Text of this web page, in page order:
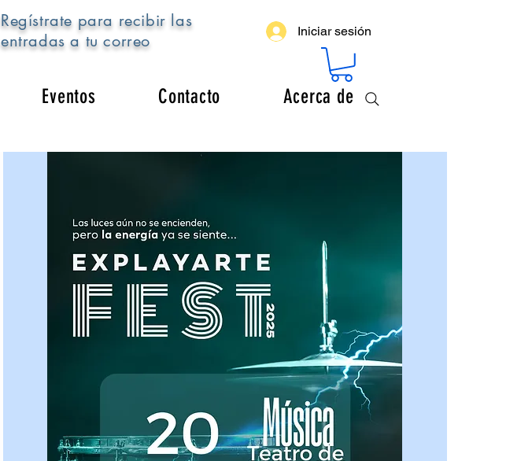
Regístrate para recibir las
entradas a tu correo
Iniciar sesión
Eventos Contacto Acerca de